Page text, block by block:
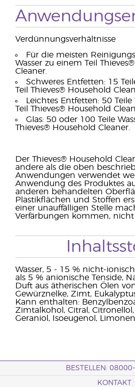
Verdünnungsverhältnisse
Für die meisten
Wasser zu einem Teil
Cleaner.
Schweres Entfetten: 15
Teil Thieves® Household
Leichtes Entfetten: 50
Teil Thieves® Household
Glas: 50 oder 100 Teile
Thieves® Household Cleaner.
Der Thieves® Household
andere als die oben
Anwendungen verwendet
Anwendung des Produktes
anderen behandelten
Plastikflächen und Stoffen
einer unauffälligen Stelle
Verfärbungen kommen, nicht
Wasser, 5 - 15 % nicht-
als 5 % anionische Tenside,
Duft aus ätherischen Ölen
Gewürznelke, Zimt,
Kann enthalten:
Zimtalkohol, Citral, Citronellol,
Geraniol, Isoeugenol,
BESTELLEN:
KONTAKT